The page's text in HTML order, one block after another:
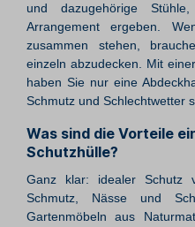
und dazugehörige
Arrangement ergeben.
zusammen stehen,
einzeln abzudecken. Mit
haben Sie nur eine
Schmutz und Schlechtwetter
Was sind die Vorteile
Schutzhülle?
Ganz klar: idealer Schutz
Schmutz, Nässe und
Gartenmöbeln aus